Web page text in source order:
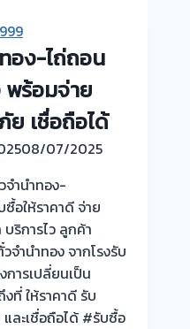
อง-ไถ่ถอน
พร้อมจ่าย
เชื่อถือได้
08/07/2025
ำนำทอง-
อให้ราคาดี จ่าย
ริการไว ลูกค้า
ำนำทอง จากโรงรับ
การเปลี่ยนเป็น
ที่ ให้ราคาดี รับ
ละเชื่อถือได้ #รับซื้อ